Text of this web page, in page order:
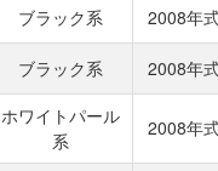
ブラック系 2008年
ブラック系 2008年
ホワイトパール
系
2008年